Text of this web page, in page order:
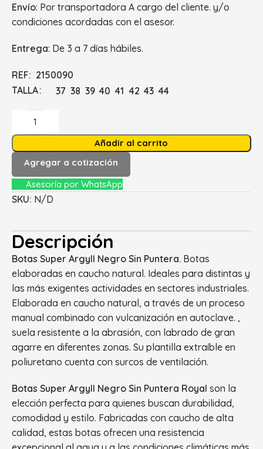
Envío: Por transportadora A cargo del cliente. y/o
condiciones acordadas con el asesor.
Entrega: De 3 a 7 días hábiles.
REF: 2150090
TALLA
37 38 39 40 41 42 43 44
Añadir al carrito
Agregar a cotización
Asesoría por WhatsApp
SKU: N/D
Descripción
Botas Super Argyll Negro Sin Puntera. Botas
elaboradas en caucho natural. Ideales para distintas y
las más exigentes actividades en sectores industriales.
Elaborada en caucho natural, a través de un proceso
manual combinado con vulcanización en autoclave. ,
suela resistente a la abrasión, con labrado de gran
agarre en diferentes zonas. Su plantilla extraíble en
poliuretano cuenta con surcos de ventilación.
Botas Super Argyll Negro Sin Puntera Royal son la
elección perfecta para quienes buscan durabilidad,
comodidad y estilo. Fabricadas con caucho de alta
calidad, estas botas ofrecen una resistencia